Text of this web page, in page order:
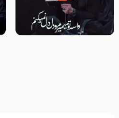
مصداق کربلا – حاج حسین سیب